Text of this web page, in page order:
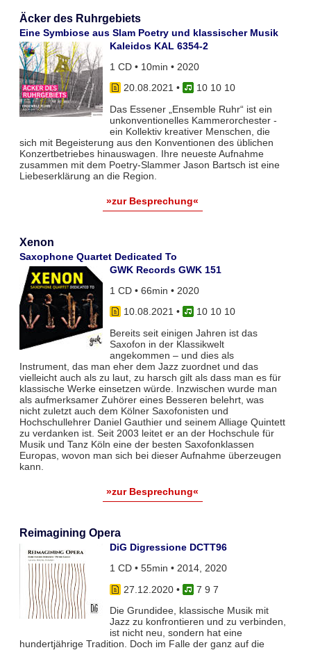
Äcker des Ruhrgebiets
Eine Symbiose aus Slam Poetry und klassischer Musik
Kaleidos KAL 6354-2
1 CD • 10min • 2020
20.08.2021 •
10 10 10
Das Essener „Ensemble Ruhr“ ist ein
unkonventionelles Kammerorchester -
ein Kollektiv kreativer Menschen, die
sich mit Begeisterung aus den Konventionen des üblichen
Konzertbetriebes hinauswagen. Ihre neueste Aufnahme
zusammen mit dem Poetry-Slammer Jason Bartsch ist eine
Liebeserklärung an die Region.
»zur Besprechung«
Xenon
Saxophone Quartet Dedicated To
GWK Records GWK 151
1 CD • 66min • 2020
10.08.2021 •
10 10 10
Bereits seit einigen Jahren ist das
Saxofon in der Klassikwelt
angekommen – und dies als
Instrument, das man eher dem Jazz zuordnet und das
vielleicht auch als zu laut, zu harsch gilt als dass man es für
klassische Werke einsetzen würde. Inzwischen wurde man
als aufmerksamer Zuhörer eines Besseren belehrt, was
nicht zuletzt auch dem Kölner Saxofonisten und
Hochschullehrer Daniel Gauthier und seinem Alliage Quintett
zu verdanken ist. Seit 2003 leitet er an der Hochschule für
Musik und Tanz Köln eine der besten Saxofonklassen
Europas, wovon man sich bei dieser Aufnahme überzeugen
kann.
»zur Besprechung«
Reimagining Opera
DiG Digressione DCTT96
1 CD • 55min • 2014, 2020
27.12.2020•
7 9 7
Die Grundidee, klassische Musik mit
Jazz zu konfrontieren und zu verbinden,
ist nicht neu, sondern hat eine
hundertjährige Tradition. Doch im Falle der ganz auf die